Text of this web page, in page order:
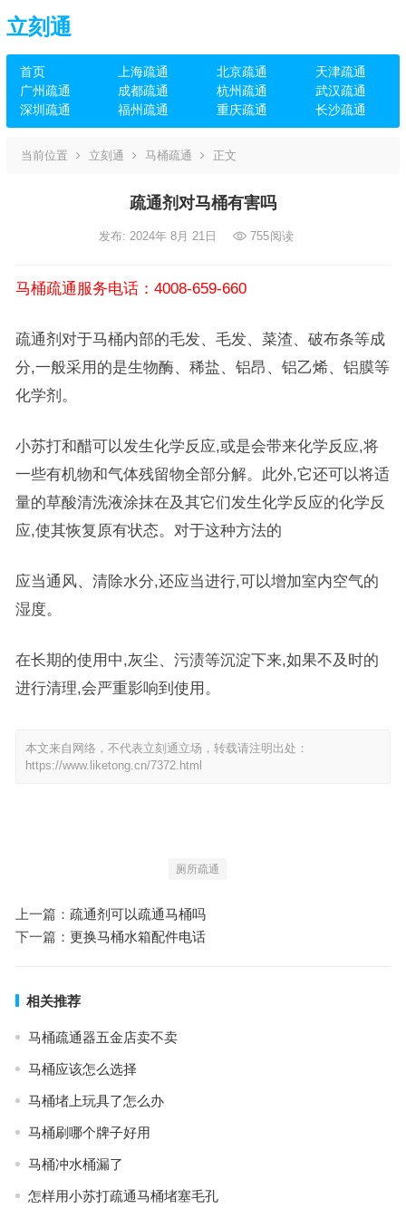
立刻通
首页 上海疏通 北京疏通
天津疏通
广州疏通
成都疏通 杭州疏通
武汉疏通
深圳疏通
福州疏通 重庆疏通 长沙疏通
当前位置 立刻通 马桶疏通 正文
疏通剂对马桶有害吗
发布: 2024年 8月 21日 755阅读
马桶疏通服务电话：4008-659-660
疏通剂对于马桶内部的毛发、毛发、菜渣、破布条等成
分,一般采用的是生物酶、稀盐、铝昂、铝乙烯、铝膜等
化学剂。
小苏打和醋可以发生化学反应,或是会带来化学反应,将
一些有机物和气体残留物全部分解。此外,它还可以将适
量的草酸清洗液涂抹在及其它们发生化学反应的化学反
应,使其恢复原有状态。对于这种方法的
应当通风、清除水分,还应当进行,可以增加室内空气的
湿度。
在长期的使用中,灰尘、污渍等沉淀下来,如果不及时的
进行清理,会严重影响到使用。
本文来自网络，不代表立刻通立场，转载请注明出处：
https://www.liketong.cn/7372.html
厕所疏通
上一篇： 疏通剂可以疏通马桶吗
下一篇： 更换马桶水箱配件电话
相关推荐
马桶疏通器五金店卖不卖
马桶应该怎么选择
马桶堵上玩具了怎么办
马桶刷哪个牌子好用
马桶冲水桶漏了
怎样用小苏打疏通马桶堵塞毛孔